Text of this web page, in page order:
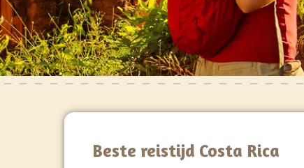
Beste reistijd Costa Rica